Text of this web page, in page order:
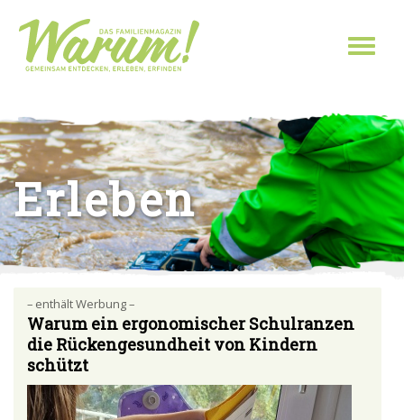
Sie sind hier
Erleben
– enthält Werbung –
Warum ein ergonomischer Schulranzen
die Rückengesundheit von Kindern
schützt